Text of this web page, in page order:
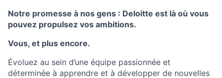
Notre promesse à nos gens : Deloitte est là où vous
pouvez propulsez vos ambitions.
Vous, et plus encore.
Évoluez au sein d’une équipe passionnée et
déterminée à apprendre et à développer de nouvelles